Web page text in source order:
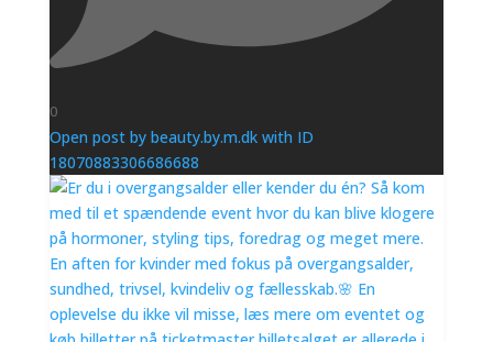
0
Open post by beauty.by.m.dk with ID
18070883306686688